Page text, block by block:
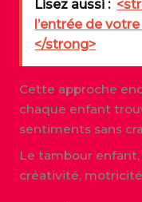
Lisez aussi :
l’entrée de
</strong>
Cette approche
chaque enfant
sentiments sans
Le tambour
créativité,